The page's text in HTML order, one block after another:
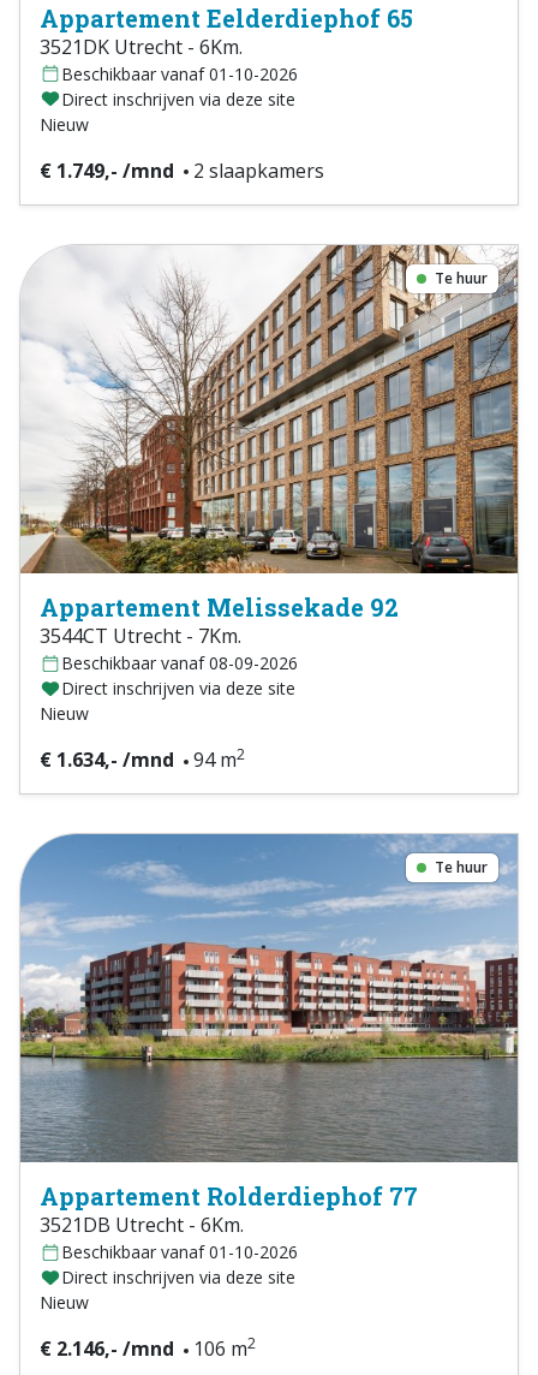
Appartement Eelderdiephof 65
3521DK Utrecht - 6Km.
Beschikbaar vanaf 01-10-2026
Direct inschrijven via deze site
Nieuw
€ 1.749,- /mnd 2 slaapkamers
Te huur
Appartement Melissekade 92
3544CT Utrecht - 7Km.
Beschikbaar vanaf 08-09-2026
Direct inschrijven via deze site
Nieuw
€ 1.634,- /mnd 94 m2
Te huur
Appartement Rolderdiephof 77
3521DB Utrecht - 6Km.
Beschikbaar vanaf 01-10-2026
Direct inschrijven via deze site
Nieuw
€ 2.146,- /mnd 106 m2